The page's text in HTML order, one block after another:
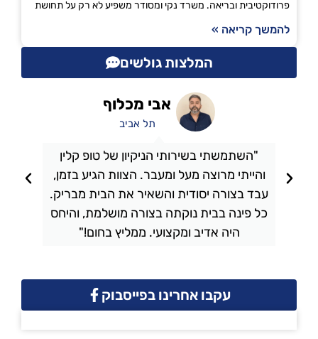
פרודוקטיבית ובריאה. משרד נקי ומסודר משפיע לא רק על תחושת
להמשך קריאה »
המלצות גולשים
"השתמשתי בשירותי הניקיון של טופ קלין
והייתי מרוצה מעל ומעבר. הצוות הגיע בזמן,
עבד בצורה יסודית והשאיר את הבית מבריק.
כל פינה בבית נוקתה בצורה מושלמת, והיחס
היה אדיב ומקצועי. ממליץ בחום!"
אבי מכלוף
תל אביב
עקבו אחרינו בפייסבוק